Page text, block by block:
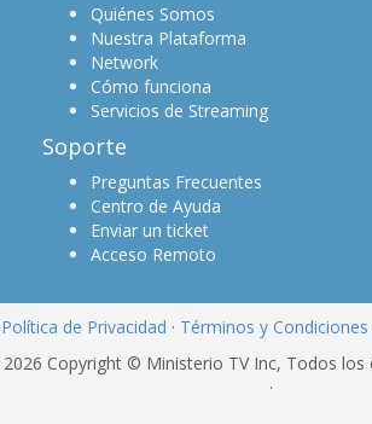
Quiénes Somos
Nuestra Plataforma
Network
Cómo funciona
Servicios de Streaming
Soporte
Preguntas Frecuentes
Centro de Ayuda
Enviar un ticket
Acceso Remoto
Política de Privacidad · Términos y Condiciones
2026 Copyright © Ministerio TV Inc, Todos los
·